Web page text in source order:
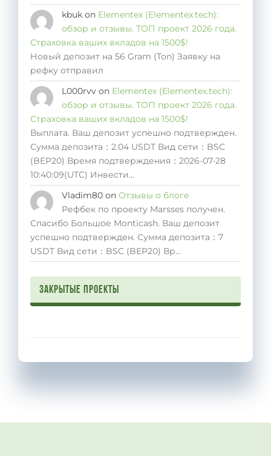
kbuk on Elementex (Elementex.tech):
обзор и отзывы. ТОП проект 2026 года.
Страховка ваших вкладов на 1500$!
Новый депозит на 56 Gram (Ton) Заявку на
рефку отправил
L000rvv on Elementex (Elementex.tech):
обзор и отзывы. ТОП проект 2026 года.
Страховка ваших вкладов на 1500$!
Выплата. Ваш депозит успешно подтвержден.
Сумма депозита：2.04 USDT Вид сети：BSC
(BEP20) Время подтверждения：2026-07-28
10:40:09(UTC) Инвести…
Vladim80 on Отзывы о блоге
Рефбек по проекту Marsses получен.
Спасибо Большое Monticash. Ваш депозит
успешно подтвержден. Сумма депозита：7
USDT Вид сети：BSC (BEP20) Вр…
Закрытые проекты